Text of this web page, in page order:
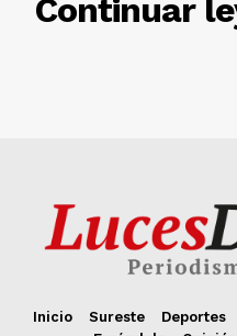
Inicio Sureste Deportes